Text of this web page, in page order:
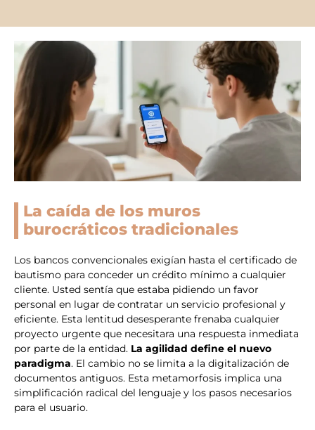
La caída de los muros
burocráticos tradicionales
Los bancos convencionales exigían hasta el certificado de
bautismo para conceder un crédito mínimo a cualquier
cliente. Usted sentía que estaba pidiendo un favor
personal en lugar de contratar un servicio profesional y
eficiente. Esta lentitud desesperante frenaba cualquier
proyecto urgente que necesitara una respuesta inmediata
por parte de la entidad. La agilidad define el nuevo
paradigma. El cambio no se limita a la digitalización de
documentos antiguos. Esta metamorfosis implica una
simplificación radical del lenguaje y los pasos necesarios
para el usuario.